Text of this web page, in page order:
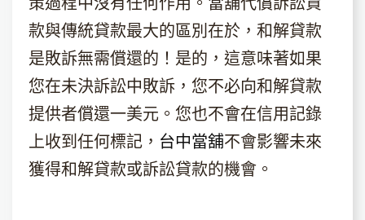
款與傳統貸款最大的區別在於，和解貸款
是敗訴無需償還的！是的，這意味著如果
您在未決訴訟中敗訴，您不必向和解貸款
提供者償還一美元。您也不會在信用記錄
上收到任何標記， 台中當舖不會影響未來
獲得和解貸款或訴訟貸款的機會。